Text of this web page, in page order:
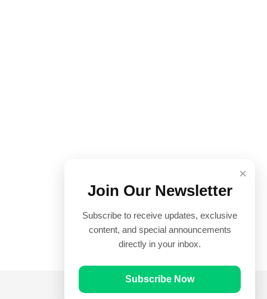
×
Join Our Newsletter
Subscribe to receive updates, exclusive
content, and special announcements
directly in your inbox.
Subscribe Now